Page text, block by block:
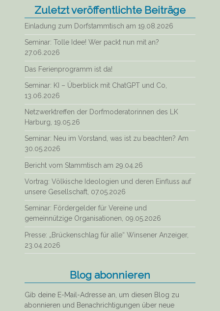
Zuletzt veröffentlichte Beiträge
Einladung zum Dorfstammtisch am 19.08.2026
Seminar: Tolle Idee! Wer packt nun mit an?
27.06.2026
Das Ferienprogramm ist da!
Seminar: KI – Überblick mit ChatGPT und Co,
13.06.2026
Netzwerktreffen der Dorfmoderatorinnen des LK
Harburg, 19.05.26
Seminar: Neu im Vorstand, was ist zu beachten? Am
30.05.2026
Bericht vom Stammtisch am 29.04.26
Vortrag: Völkische Ideologien und deren Einfluss auf
unsere Gesellschaft, 07.05.2026
Seminar: Fördergelder für Vereine und
gemeinnützige Organisationen, 09.05.2026
Presse: „Brückenschlag für alle“ Winsener Anzeiger,
23.04.2026
Blog abonnieren
Gib deine E-Mail-Adresse an, um diesen Blog zu
abonnieren und Benachrichtigungen über neue